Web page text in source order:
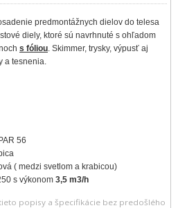
predmontážnych dielov do telesa
diely, ktoré sú navrhnuté s ohľadom
s fóliou Skimmer, trysky, výpusť aj
a tesnenia.
56
( medzi svetlom a krabicou)
s výkonom 3,5 m3/h
popisy a špecifikácie bez predošlého